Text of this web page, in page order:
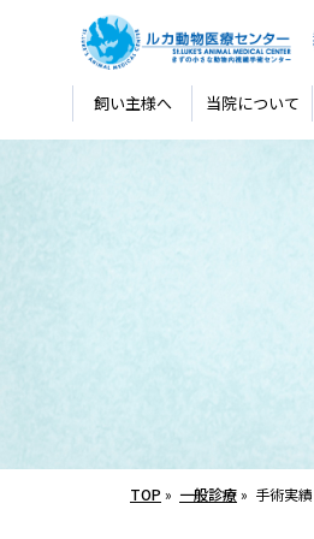
飼い主様へ 当院について
TOP » 一般診療» 手術実績